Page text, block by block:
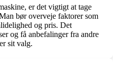
er det vigtigt at tage
bør overveje faktorer som
og pris. Det
og få anbefalinger fra andre
sit valg.